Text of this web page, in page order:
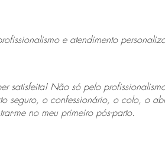
e atendimento
satisfeita! Não só pelo
seguro, o confessionário, o colo, o
me no meu primeiro pós-parto.